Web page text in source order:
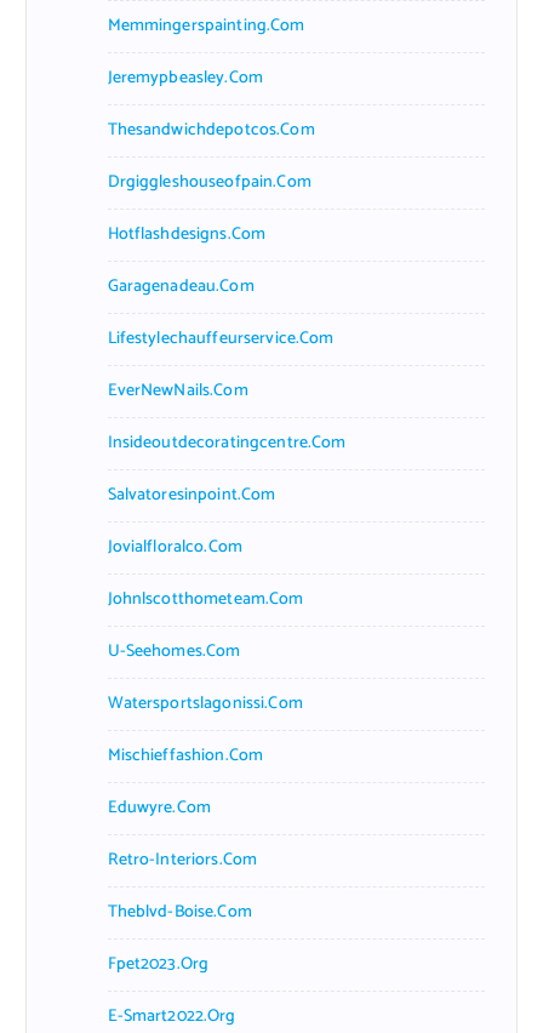
Memmingerspainting.com
Jeremypbeasley.com
Thesandwichdepotcos.com
Drgiggleshouseofpain.com
Hotflashdesigns.com
Garagenadeau.com
Lifestylechauffeurservice.com
EverNewNails.com
Insideoutdecoratingcentre.com
Salvatoresinpoint.com
Jovialfloralco.com
Johnlscotthometeam.com
U-Seehomes.com
Watersportslagonissi.com
Mischieffashion.com
Eduwyre.com
Retro-Interiors.com
Theblvd-Boise.com
Fpet2023.org
E-Smart2022.org